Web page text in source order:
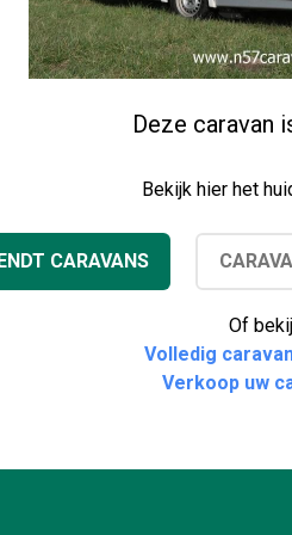
Deze caravan
Bekijk hier het
CARAVANS
Of
Volledig
Verkoop uw